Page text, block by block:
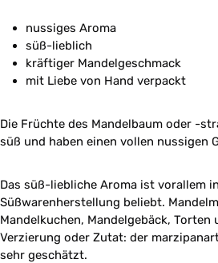
nussiges Aroma
süß-lieblich
kräftiger Mandelgeschmack
mit Liebe von Hand verpackt
Die Früchte des Mandelbaum oder -
süß und haben einen vollen nussigen
Das süß-liebliche Aroma ist vorallem
Süßwarenherstellung beliebt.
Mandelkuchen, Mandelgebäck, Torten
Verzierung oder Zutat: der
sehr geschätzt.